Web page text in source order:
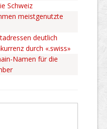
Schweiz
meistgenutzte
deutlich
durch «.swiss»
Namen für die